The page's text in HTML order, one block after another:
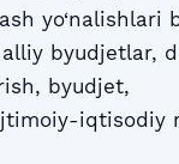
yo‘nalishlari
byudjetlar,
byudjet,
iqtisodiy